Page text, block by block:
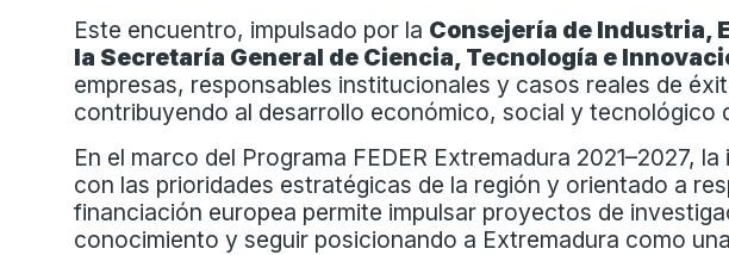
Este encuentro, impulsado por la Consejería de Industria,
la Secretaría General de Ciencia, Tecnología e
empresas, responsables institucionales y casos reales de
contribuyendo al desarrollo económico, social y tecnológico
En el marco del Programa FEDER Extremadura 2021–2027,
con las prioridades estratégicas de la región y orientado a
financiación europea permite impulsar proyectos de
conocimiento y seguir posicionando a Extremadura como